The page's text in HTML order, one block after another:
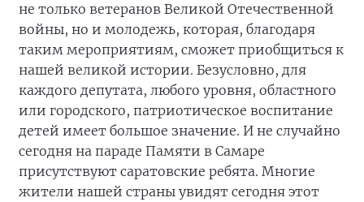
не только ветеранов Великой Отечественной
войны, но и молодежь, которая, благодаря
таким мероприятиям, сможет приобщиться к
нашей великой истории. Безусловно, для
каждого депутата, любого уровня, областного
или городского, патриотическое воспитание
детей имеет большое значение. И не случайно
сегодня на параде Памяти в Самаре
присутствуют саратовские ребята. Многие
жители нашей страны увидят сегодня этот